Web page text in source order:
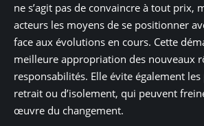
ne s’agit pas de convaincre à tout prix,
acteurs les moyens de se positionner
face aux évolutions en cours. Cette
meilleure appropriation des nouveaux
responsabilités. Elle évite également
retrait ou d’isolement, qui peuvent
œuvre du changement.